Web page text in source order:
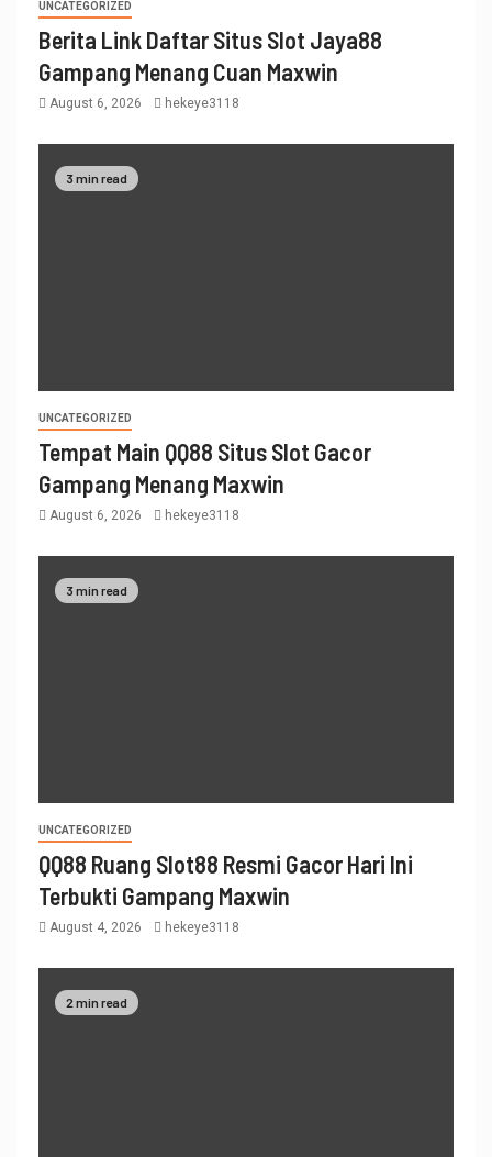
UNCATEGORIZED
Berita Link Daftar Situs Slot Jaya88
Gampang Menang Cuan Maxwin
August 6, 2026 hekeye3118
3 min read
UNCATEGORIZED
Tempat Main QQ88 Situs Slot Gacor
Gampang Menang Maxwin
August 6, 2026 hekeye3118
3 min read
UNCATEGORIZED
QQ88 Ruang Slot88 Resmi Gacor Hari Ini
Terbukti Gampang Maxwin
August 4, 2026 hekeye3118
2 min read